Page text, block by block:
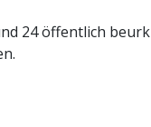
24 öffentlich